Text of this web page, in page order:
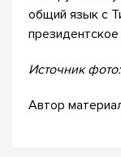
общий язык с
Источник
Автор